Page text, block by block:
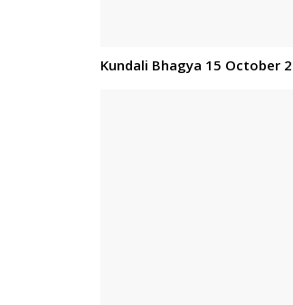
Kundali Bhagya 15 October